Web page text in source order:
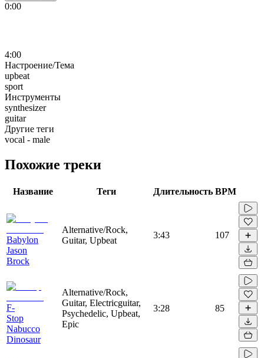
0:00
4:00
Настроение/Тема
upbeat
sport
Инструменты
synthesizer
guitar
Другие теги
vocal - male
Похожие треки
Название Теги Длительность BPM
Babylon
Jason
Brock
Alternative/Rock,
Guitar, Upbeat
3:43 107
F-
Stop
Nabucco
Dinosaur
Alternative/Rock,
Guitar, Electricguitar,
Psychedelic, Upbeat,
Epic
3:28 85